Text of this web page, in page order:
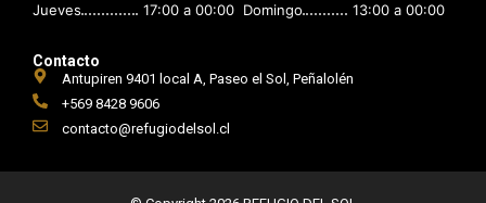
Jueves
17:00 a 00:00 Domingo
13:00 a 00:00
Contacto
Antupiren 9401 local A, Paseo el Sol, Peñalolén
+569 8428 9606
contacto@refugiodelsol.cl